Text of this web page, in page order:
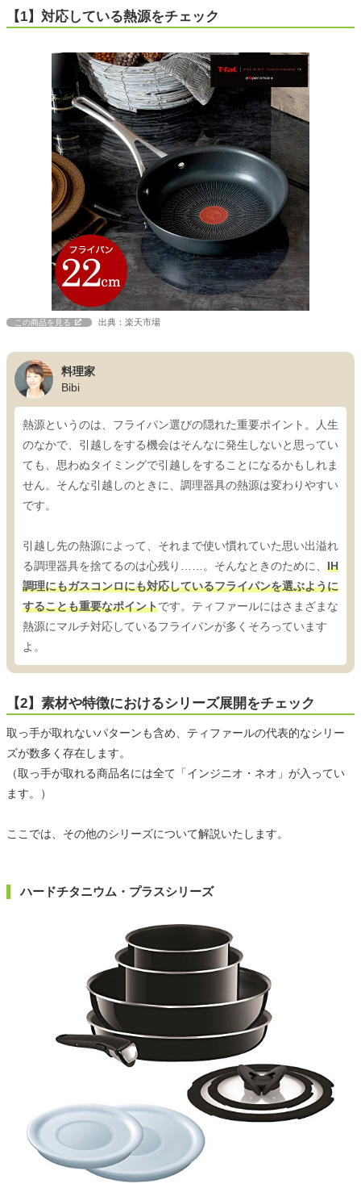
【1】対応している熱源をチェック
この商品を見る 出典：楽天市場
料理家
Bibi
熱源というのは、フライパン選びの隠れた重要ポイント。人生
のなかで、引越しをする機会はそんなに発生しないと思ってい
ても、思わぬタイミングで引越しをすることになるかもしれま
せん。そんな引越しのときに、調理器具の熱源は変わりやすい
です。
引越し先の熱源によって、それまで使い慣れていた思い出溢れ
る調理器具を捨てるのは心残り……。そんなときのために、 IH
調理にもガスコンロにも対応しているフライパンを選ぶように
することも重要なポイントです。ティファールにはさまざまな
熱源にマルチ対応しているフライパンが多くそろっています
よ。
【2】素材や特徴におけるシリーズ展開をチェック
取っ手が取れないパターンも含め、ティファールの代表的なシリー
ズが数多く存在します。
（取っ手が取れる商品名には全て「インジニオ・ネオ」が入ってい
ます。）
ここでは、その他のシリーズについて解説いたします。
ハードチタニウム・プラスシリーズ